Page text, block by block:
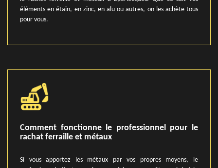
éléments en étain, en zinc, en alu ou autres, on les achète tous
pour vous.
Comment fonctionne le professionnel pour le
rachat ferraille et métaux
Si vous apportez les métaux par vos propres moyens, le